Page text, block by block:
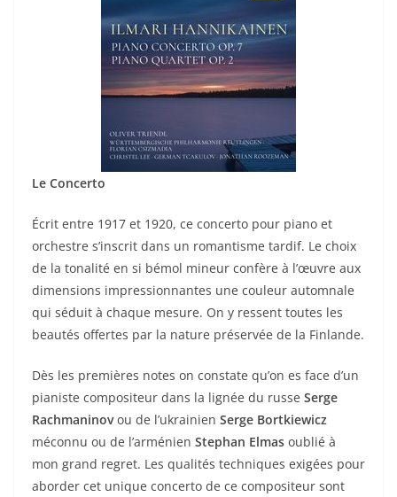
Le Concerto
Écrit entre 1917 et 1920, ce concerto pour piano et
orchestre s’inscrit dans un romantisme tardif. Le choix
de la tonalité en si bémol mineur confère à l’œuvre aux
dimensions impressionnantes une couleur automnale
qui séduit à chaque mesure. On y ressent toutes les
beautés offertes par la nature préservée de la Finlande.
Dès les premières notes on constate qu’on es face d’un
pianiste compositeur dans la lignée du russe Serge
Rachmaninovou de l’ukrainien Serge Bortkiewicz
méconnu ou de l’arménien Stephan Elmas oublié à
mon grand regret. Les qualités techniques exigées pour
aborder cet unique concerto de ce compositeur sont